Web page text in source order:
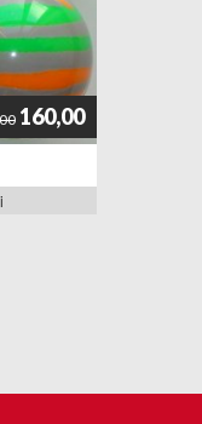
160,00